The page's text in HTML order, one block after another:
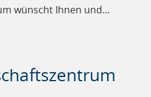
wünscht Ihnen und…